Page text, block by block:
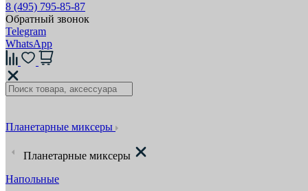
8 (495) 795-85-87
Обратный звонок
Telegram
WhatsApp
Планетарные миксеры
Планетарные миксеры
Напольные